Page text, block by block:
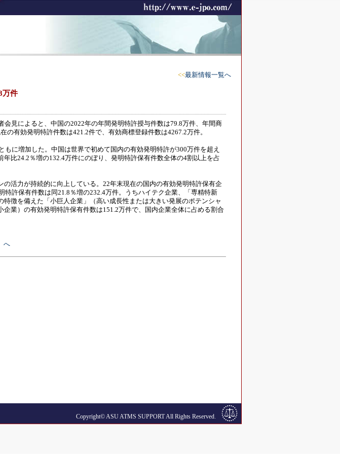
<<最新情報一覧へ
万件
見によると、中国の2022年の年間発明特許授与件数は79.8万件、年間商
の有効発明特許件数は421.2件で、有効商標登録件数は4267.2万件。
に増加した。中国は世界で初めて国内の有効発明特許が300万件を超え
比24.2％増の132.4万件にのぼり、発明特許保有件数全体の4割以上を占
活力が持続的に向上している。22年末現在の国内の有効発明特許保有企
特許保有件数は同21.8％増の232.4万件。うちハイテク企業、「専精特新
特徴を備えた「小巨人企業」（高い成長性または大きい発展のポテンシャ
企業）の有効発明特許保有件数は151.2万件で、国内企業全体に占める割合
へ
Copyright© ASU ATMS SUPPORT All Rights Reserved.